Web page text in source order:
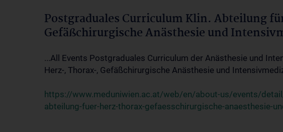
Postgraduales Curriculum Klin. Abteilung
Gefäßchirurgische Anästhesie und
...All Events Postgraduales Curriculum der Anästhesie und
Herz-, Thorax-, Gefäßchirurgische Anästhesie und
https://www.meduniwien.ac.at/web/en/about-us/events/
abteilung-fuer-herz-thorax-gefaesschirurgische-anaesthesie-